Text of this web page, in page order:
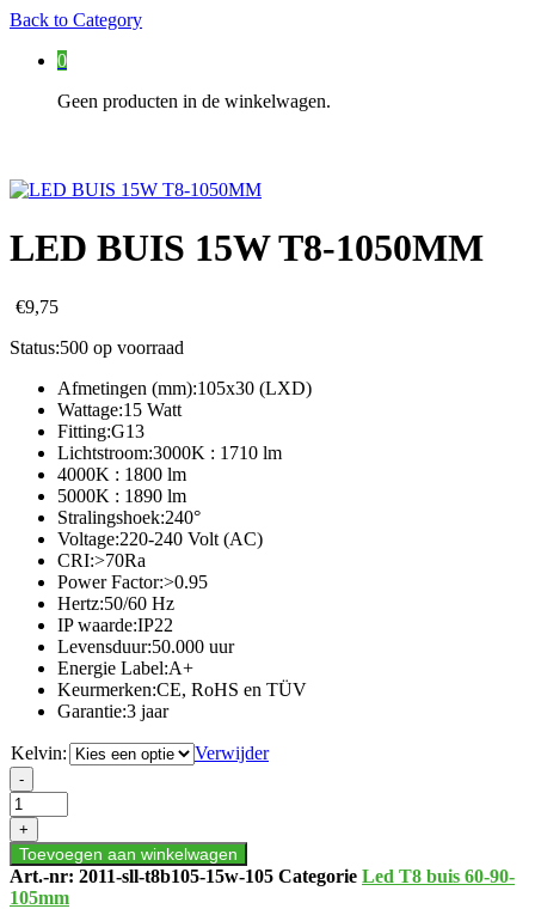
Back to Category
0
Geen producten in de winkelwagen.
LED BUIS 15W T8-1050MM
€9,75
Status:500 op voorraad
Afmetingen (mm):105x30 (LXD)
Wattage:15 Watt
Fitting:G13
Lichtstroom:3000K : 1710 lm
4000K : 1800 lm
5000K : 1890 lm
Stralingshoek:240°
Voltage:220-240 Volt (AC)
CRI:>70Ra
Power Factor:>0.95
Hertz:50/60 Hz
IP waarde:IP22
Levensduur:50.000 uur
Energie Label:A+
Keurmerken:CE, RoHS en TÜV
Garantie:3 jaar
Kelvin:
Verwijder
LED
BUIS
15W
T8-
1050MM
aantal
-
+
Toevoegen aan winkelwagen
Art.-nr: 2011-sll-t8b105-15w-105 Categorie Led T8 buis 60-90-
105mm